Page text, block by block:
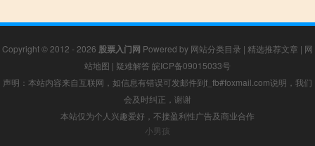
Copyright © 2012 - 2026 股票入门网 Powered by 网站分类目录 | 精选推荐文章 | 网
站地图 | 疑难解答 皖ICP备09015033号
声明：本站内容来自互联网，如信息有错误可发邮件到f_fb#foxmail.com说明，我们
会及时纠正，谢谢
本站仅为个人兴趣爱好，不接盈利性广告及商业合作
小男孩